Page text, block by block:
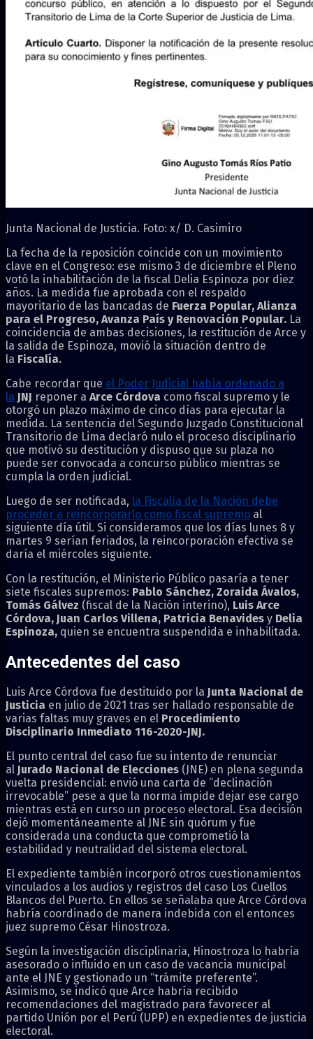
Junta Nacional de Justicia. Foto: x/ D. Casimiro
La fecha de la reposición coincide con un movimiento
clave en el Congreso: ese mismo 3 de diciembre el Pleno
votó la inhabilitación de la fiscal Delia Espinoza por diez
años. La medida fue aprobada con el respaldo
mayoritario de las bancadas de Fuerza Popular, Alianza
para el Progreso, Avanza País y Renovación Popular. La
coincidencia de ambas decisiones, la restitución de Arce y
la salida de Espinoza, movió la situación dentro de
la Fiscalía.
Cabe recordar que el Poder Judicial había ordenado a
la JNJ reponer a Arce Córdova como fiscal supremo y le
otorgó un plazo máximo de cinco días para ejecutar la
medida. La sentencia del Segundo Juzgado Constitucional
Transitorio de Lima declaró nulo el proceso disciplinario
que motivó su destitución y dispuso que su plaza no
puede ser convocada a concurso público mientras se
cumpla la orden judicial.
Luego de ser notificada, la Fiscalía de la Nación debe
proceder a reincorporarlo como fiscal supremo al
siguiente día útil. Si consideramos que los días lunes 8 y
martes 9 serían feriados, la reincorporación efectiva se
daría el miércoles siguiente.
Con la restitución, el Ministerio Público pasaría a tener
siete fiscales supremos: Pablo Sánchez, Zoraida Ávalos,
Tomás Gálvez (fiscal de la Nación interino), Luis Arce
Córdova, Juan Carlos Villena, Patricia Benavides y Delia
Espinoza, quien se encuentra suspendida e inhabilitada.
Antecedentes del caso
Luis Arce Córdova fue destituido por la Junta Nacional de
Justicia en julio de 2021 tras ser hallado responsable de
varias faltas muy graves en el Procedimiento
Disciplinario Inmediato 116-2020-JNJ.
El punto central del caso fue su intento de renunciar
al Jurado Nacional de Elecciones (JNE) en plena segunda
vuelta presidencial: envió una carta de “declinación
irrevocable” pese a que la norma impide dejar ese cargo
mientras está en curso un proceso electoral. Esa decisión
dejó momentáneamente al JNE sin quórum y fue
considerada una conducta que comprometió la
estabilidad y neutralidad del sistema electoral.
El expediente también incorporó otros cuestionamientos
vinculados a los audios y registros del caso Los Cuellos
Blancos del Puerto. En ellos se señalaba que Arce Córdova
habría coordinado de manera indebida con el entonces
juez supremo César Hinostroza.
Según la investigación disciplinaria, Hinostroza lo habría
asesorado o influido en un caso de vacancia municipal
ante el JNE y gestionado un “trámite preferente”.
Asimismo, se indicó que Arce habría recibido
recomendaciones del magistrado para favorecer al
partido Unión por el Perú (UPP) en expedientes de justicia
electoral.